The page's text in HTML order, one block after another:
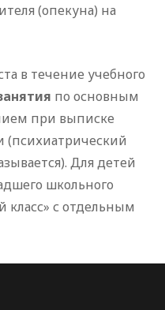
(опекуна) на
в течение учебного
по основным
при выписке
(психиатрический
Для детей
школьного
класс» с отдельным